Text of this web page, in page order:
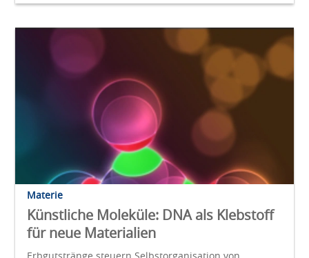
Materie
Künstliche Moleküle: DNA als Klebstoff
für neue Materialien